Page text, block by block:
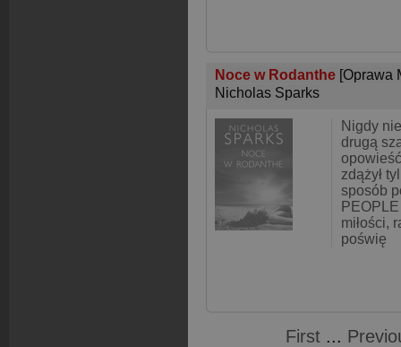
Noce w Rodanthe [Oprawa
Nicholas Sparks
Nigdy
drugą
zdążył
sposób
miłości,
poświę
First ...